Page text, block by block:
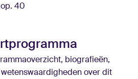
40
biografieën,
over dit